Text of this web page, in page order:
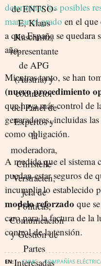
determinar los posibles
marcar el grado en el
a que España se
año.
Mientras tanto, se han
(nuevo procedimiento
que haya más control de
generadores, incluidas
como obligación.
A medida que el sistema
puedan estar seguros de
incumplir lo establecido
modelo reforzado que
caro para la factura de la
control de la tensión.
CNMC COMPAÑÍAS